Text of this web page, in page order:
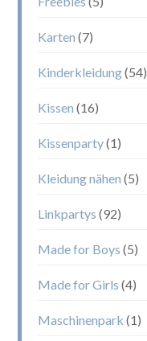
Karten (7)
Kinderkleidung(54)
Kissen (16)
Kissenparty(1)
Kleidung nähen (5)
Linkpartys (92)
Made for Boys (5)
Made for Girls (4)
Maschinenpark (1)